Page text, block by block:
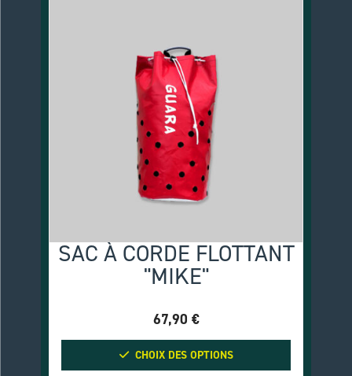
SAC À CORDE FLOTTANT
"MIKE"
67,90 €
CHOIX DES OPTIONS